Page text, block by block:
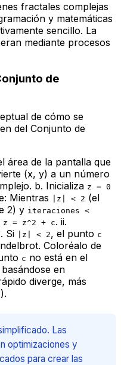
fractales complejas
y matemáticas
sencillo. La
mediante procesos
de
de cómo se
del Conjunto de
área de la pantalla que
(x, y) a un número
b. Inicializa z = 0
Mientras |z| < 2 (el
2) y iteraciones <
z = z^2 + c. ii.
Si |z| < 2, el punto c
Coloréalo de
c no está en el
en
diverge, más
Las
optimizaciones y
para crear las